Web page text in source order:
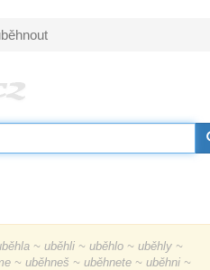
~ uběhli ~ uběhlo ~ uběhly ~
~ uběhneš ~ uběhnete ~ uběhni ~